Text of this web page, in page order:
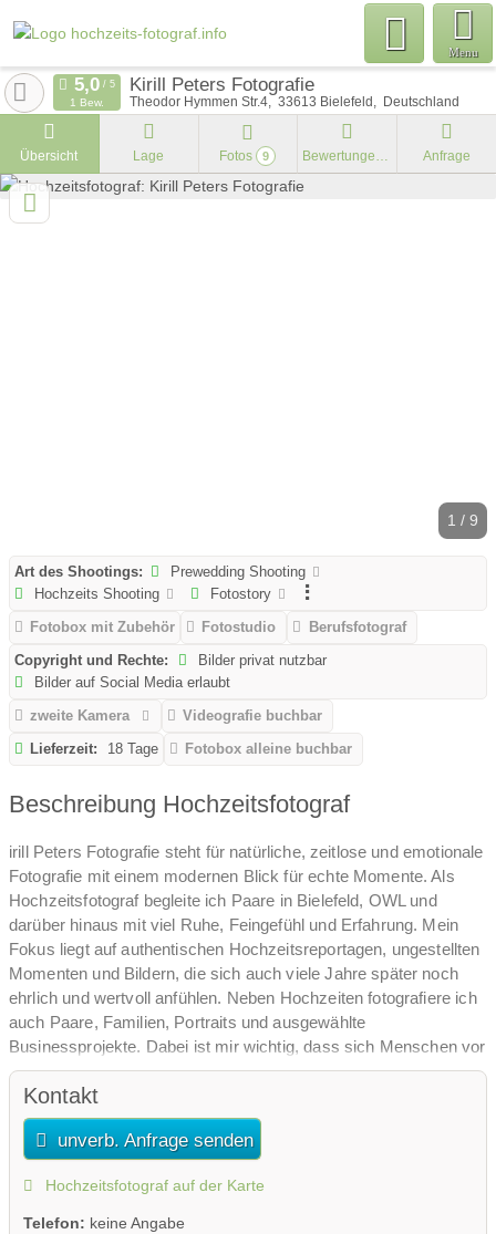
Menu
Kirill Peters Fotografie
Theodor Hymmen Str.4 33613 Bielefeld Deutschland
1 Bew.
Übersicht Lage Fotos 9 Bewertungen Anfrage
1 / 9
Art des Shootings:
Prewedding Shooting
Hochzeits Shooting
Fotostory
Fotobox mit Zubehör
Fotostudio
Berufsfotograf
Copyright und Rechte:
Bilder privat nutzbar
Bilder auf Social Media erlaubt
zweite Kamera
Videografie buchbar
Lieferzeit:
18 Tage Fotobox alleine buchbar
Beschreibung Hochzeitsfotograf
irill Peters Fotografie steht für natürliche, zeitlose und emotionale
Fotografie mit einem modernen Blick für echte Momente. Als
Hochzeitsfotograf begleite ich Paare in Bielefeld, OWL und
darüber hinaus mit viel Ruhe, Feingefühl und Erfahrung. Mein
Fokus liegt auf authentischen Hochzeitsreportagen, ungestellten
Momenten und Bildern, die sich auch viele Jahre später noch
ehrlich und wertvoll anfühlen. Neben Hochzeiten fotografiere ich
auch Paare, Familien, Portraits und ausgewählte
Businessprojekte. Dabei ist mir wichtig, dass sich Menschen vor
der Kamera wohlfühlen und die Bilder natürlich, stilvoll und
persönlich wirken.
Kontakt
unverb. Anfrage senden
Hochzeitsfotograf auf der Karte
Telefon: keine Angabe